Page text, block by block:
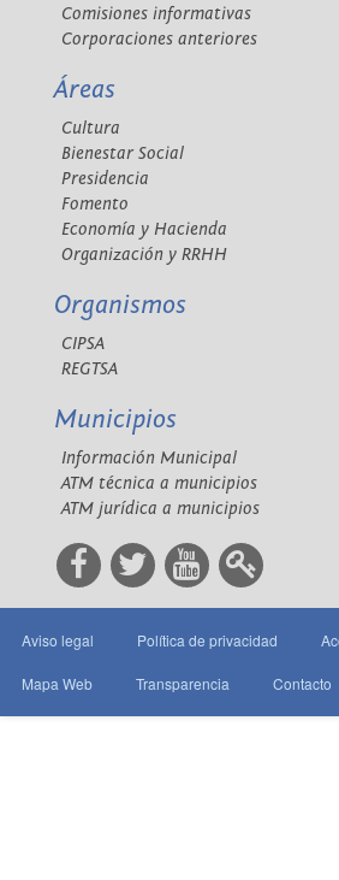
Comisiones informativas
Corporaciones anteriores
Áreas
Cultura
Bienestar Social
Presidencia
Fomento
Economía y Hacienda
Organización y RRHH
Organismos
CIPSA
REGTSA
Municipios
Información Municipal
ATM técnica a municipios
ATM jurídica a municipios
Aviso legal Política de privacidad
Mapa Web Transparencia Contacto